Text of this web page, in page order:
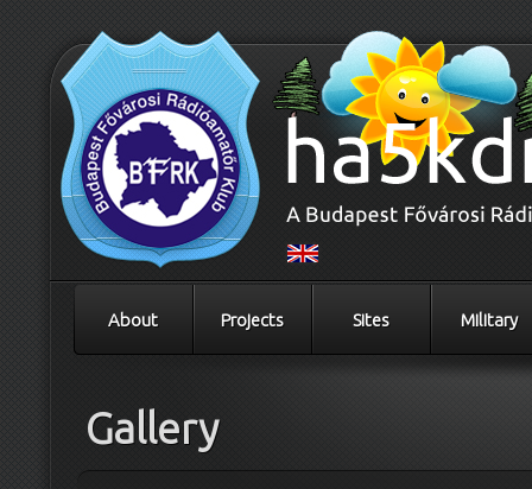
About Projects Sites Military
Gallery